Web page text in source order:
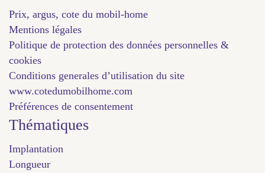
Prix, argus, cote du mobil-home
Mentions légales
Politique de protection des données personnelles &
cookies
Conditions generales d’utilisation du site
www.cotedumobilhome.com
Préférences de consentement
Thématiques
Implantation
Longueur